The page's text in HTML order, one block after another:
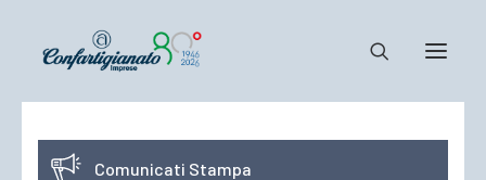
Notizie e DocumentiComunicati Stampa